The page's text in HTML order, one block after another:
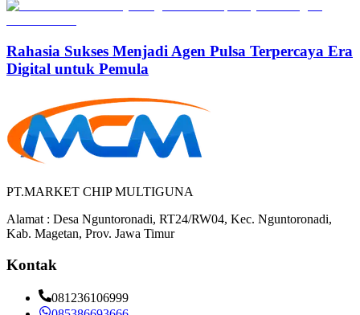
Rahasia Sukses Menjadi Agen Pulsa Terpercaya Era
Digital untuk Pemula
PT.MARKET CHIP MULTIGUNA
Alamat : Desa Nguntoronadi, RT24/RW04, Kec. Nguntoronadi,
Kab. Magetan, Prov. Jawa Timur
Kontak
081236106999